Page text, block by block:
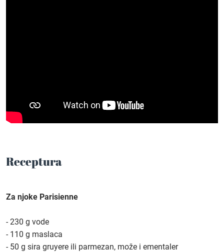
Receptura
Za njoke Parisienne
- 230 g vode
- 110 g maslaca
- 50 g sira gruyere ili parmezan, može i ementaler